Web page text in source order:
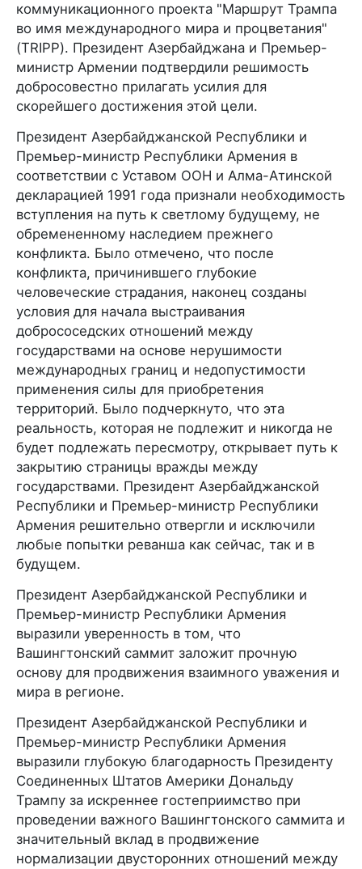
коммуникационного проекта "Маршрут Трампа
во имя международного мира и процветания"
(TRIPP). Президент Азербайджана и Премьер-
министр Армении подтвердили решимость
добросовестно прилагать усилия для
скорейшего достижения этой цели.
Президент Азербайджанской Республики и
Премьер-министр Республики Армения в
соответствии с Уставом ООН и Алма-Атинской
декларацией 1991 года признали необходимость
вступления на путь к светлому будущему, не
обремененному наследием прежнего
конфликта. Было отмечено, что после
конфликта, причинившего глубокие
человеческие страдания, наконец созданы
условия для начала выстраивания
добрососедских отношений между
государствами на основе нерушимости
международных границ и недопустимости
применения силы для приобретения
территорий. Было подчеркнуто, что эта
реальность, которая не подлежит и никогда не
будет подлежать пересмотру, открывает путь к
закрытию страницы вражды между
государствами. Президент Азербайджанской
Республики и Премьер-министр Республики
Армения решительно отвергли и исключили
любые попытки реванша как сейчас, так и в
будущем.
Президент Азербайджанской Республики и
Премьер-министр Республики Армения
выразили уверенность в том, что
Вашингтонский саммит заложит прочную
основу для продвижения взаимного уважения и
мира в регионе.
Президент Азербайджанской Республики и
Премьер-министр Республики Армения
выразили глубокую благодарность Президенту
Соединенных Штатов Америки Дональду
Трампу за искреннее гостеприимство при
проведении важного Вашингтонского саммита и
значительный вклад в продвижение
нормализации двусторонних отношений между